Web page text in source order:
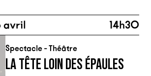
avril 14h30
Spectacle - Théâtre
LA TÊTE LOIN DES ÉPAULES